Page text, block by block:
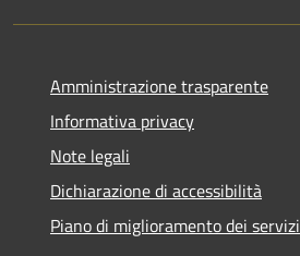
Amministrazione trasparente
Informativa privacy
Note legali
Dichiarazione di accessibilità
Piano di miglioramento dei servizi